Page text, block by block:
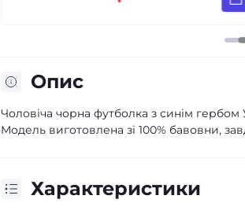
Опис
Чоловіча чорна футболка з синім
Модель виготовлена зі 100% бавовни,
Характеристики